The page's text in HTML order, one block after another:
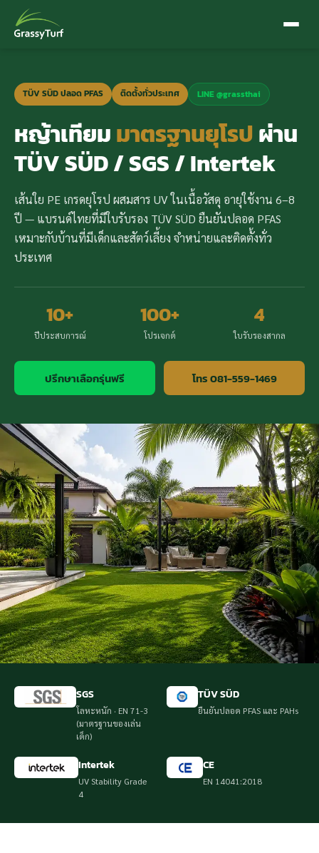
TÜV SÜD ปลอด PFAS ติดตั้งทั่วประเทศ LINE @grassthai
หญ้าเทียมมาตรฐานยุโรปผ่าน
TÜV SÜD / SGS / Intertek
เส้นใย PE เกรดยุโรป ผสมสาร UV ในเนื้อวัสดุ อายุใช้งาน 6–8
ปี — แบรนด์ไทยที่มีใบรับรอง TÜV SÜD ยืนยันปลอด PFAS
เหมาะกับบ้านที่มีเด็กและสัตว์เลี้ยง จำหน่ายและติดตั้งทั่ว
ประเทศ
10+
ปีประสบการณ์
100+
โปรเจกต์
4
ใบรับรองสากล
ปรึกษาเลือกรุ่นฟรี โทร 081-559-1469
SGS
โลหะหนัก · EN 71-3
(มาตรฐานของเล่น
เด็ก)
TÜV SÜD
ยืนยันปลอด PFAS และ PAHs
Intertek
UV Stability Grade
4
CE
EN 14041:2018